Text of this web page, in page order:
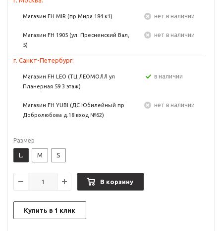
Магазин FH MIR (пр Мира 184 к1) Нет в наличии
Магазин FH 1905 (ул. Пресненский Вал,
5)
Нет в наличии
г. Санкт-Петербург:
Магазин FH LEO (ТЦ ЛЕОМОЛЛ ул
Планерная 59 3 этаж)
в наличии
Магазин FH YUBI (ДС Юбилейный пр
Добролюбова д.18 вход №62)
Нет в наличии
Размер
L. M S
В корзину
Купить в 1 клик